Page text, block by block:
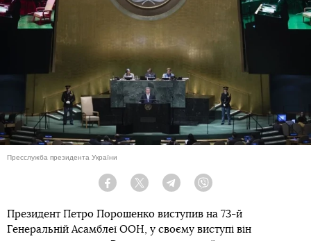
Пресслужба президента України
Facebook Twitter Telegram
Президент Петро Порошенко виступив на 73-й
Генеральній Асамблеї ООН, у своєму виступі він